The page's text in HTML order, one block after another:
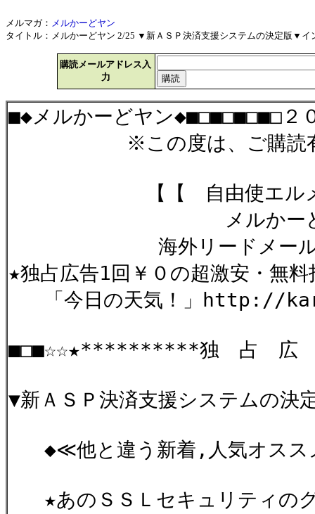
メルマガ： メルかーどヤン
タイトル：メルかーどヤン 2/25 ▼新ＡＳＰ決済支援システムの決定版▼イ
購読メールアドレス入
力
■◆メルかーどヤン◆■□■□■□■□２
※この度は、ご購読有難
【【 自由使エルメ
メルかー
海外リードメール情
★独占広告1回￥０の超激安・無
「今日の天気！」http://
■□■☆☆★**********独 占
▼新ＡＳＰ決済支援システムの決
◆≪他と違う新着,人気オス
★あのＳＳＬセキュリティの